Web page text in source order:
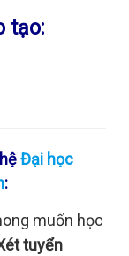
tạo:
Đại học
:
muốn học
tuyển